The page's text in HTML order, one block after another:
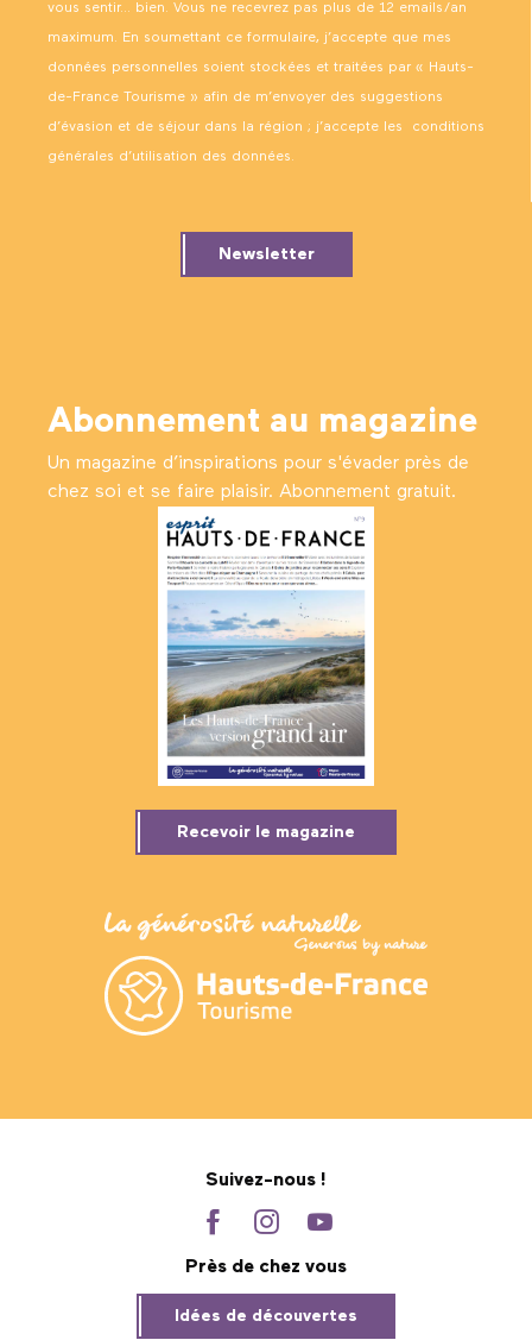
Les planches ornithologiques de Reichenbach
vous sentir… bien. Vous ne recevrez pas plus de 12 emails/an
maximum. En soumettant ce formulaire, j’accepte que mes
données personnelles soient stockées et traitées par « Hauts-
de-France Tourisme » afin de m’envoyer des suggestions
d’évasion et de séjour dans la région ; j’accepte les conditions
générales d’utilisation des données.
Newsletter
Abonnement au magazine
Un magazine d’inspirations pour s'évader près de
chez soi et se faire plaisir. Abonnement gratuit.
Recevoir le magazine
Suivez-nous !
Près de chez vous
Idées de découvertes